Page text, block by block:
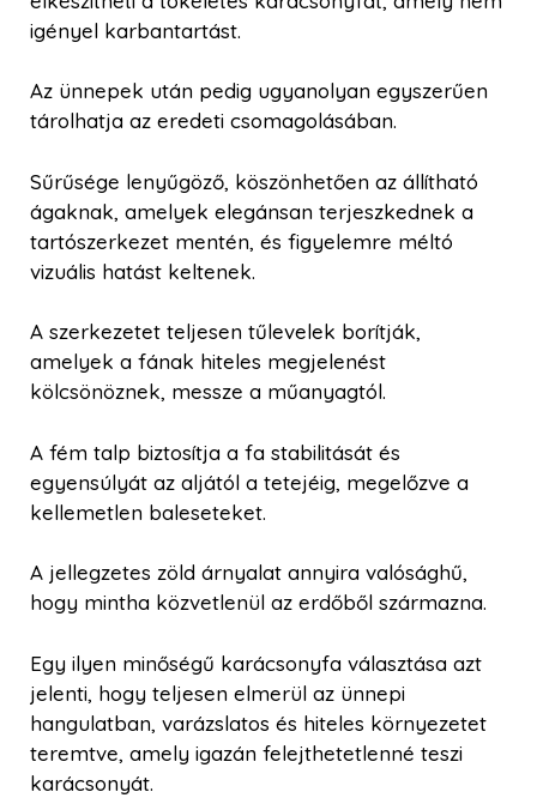
igényel karbantartást.
Az ünnepek után pedig ugyanolyan egyszerűen
tárolhatja az eredeti csomagolásában.
Sűrűsége lenyűgöző, köszönhetően az állítható
ágaknak, amelyek elegánsan terjeszkednek a
tartószerkezet mentén, és figyelemre méltó
vizuális hatást keltenek.
A szerkezetet teljesen tűlevelek borítják,
amelyek a fának hiteles megjelenést
kölcsönöznek, messze a műanyagtól.
A fém talp biztosítja a fa stabilitását és
egyensúlyát az aljától a tetejéig, megelőzve a
kellemetlen baleseteket.
A jellegzetes zöld árnyalat annyira valósághű,
hogy mintha közvetlenül az erdőből származna.
Egy ilyen minőségű karácsonyfa választása azt
jelenti, hogy teljesen elmerül az ünnepi
hangulatban, varázslatos és hiteles környezetet
teremtve, amely igazán felejthetetlenné teszi
karácsonyát.